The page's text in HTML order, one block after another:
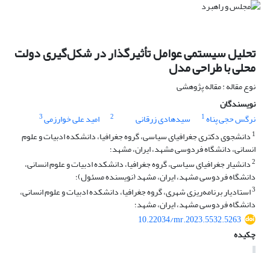
تحلیل سیستمی عوامل تأثیرگذار در شکل‌گیری دولت
محلی با طراحی مدل
نوع مقاله : مقاله پژوهشی
نویسندگان
نرگس حجی پناه1 سیدهادی زرقانی 2 امید علی خوارزمی3
1 دانشجوی دکتری جغرافیای سیاسی، گروه جغرافیا، دانشکده ادبیات و علوم
انسانی، دانشگاه فردوسی مشهد، ایران، مشهد؛
2دانشیار جغرافیای سیاسی، گروه جغرافیا، دانشکده ادبیات و علوم انسانی،
دانشگاه فردوسی مشهد، ایران، مشهد (نویسنده مسئول)؛
3استادیار برنامه‌ریزی شهری، گروه جغرافیا، دانشکده ادبیات و علوم انسانی،
دانشگاه فردوسی مشهد، ایران، مشهد؛
10.22034/mr.2023.5532.5263
چکیده